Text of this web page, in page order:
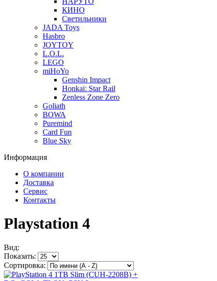
КИНО
Светильники
JADA Toys
Hasbro
JOYTOY
L.O.L.
LEGO
miHoYo
Genshin Impact
Honkai: Star Rail
Zenless Zone Zero
Goliath
BOWA
Puremind
Card Fun
Blue Sky
Информация
О компании
Доставка
Сервис
Контакты
Playstation 4
Вид:
Показать:
Сортировка: